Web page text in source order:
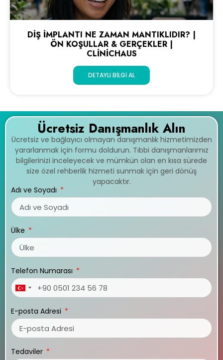
DIŞ İMPLANTI NE ZAMAN MANTIKLIDIR? |
ÖN KOŞULLAR & GERÇEKLER |
CLINICHAUS
DETAYLI BILGI AL
Ücretsiz Danışmanlık Alın
Ücretsiz ve bağlayıcı olmayan danışmanlık hizmetimizden
yararlanmak için formu doldurun. Tıbbi danışmanlarımız
bilgilerinizi inceleyecek ve mümkün olan en kısa sürede
size özel rehberlik hizmeti sunmak için geri dönüş
yapacaktır.
Adı ve Soyadı
Ülke
Telefon Numarası
Turkey
E-posta Adresi
Tedaviler